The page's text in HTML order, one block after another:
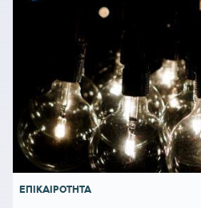
ΕΠΙΚΑΙΡΟΤΗΤΑ